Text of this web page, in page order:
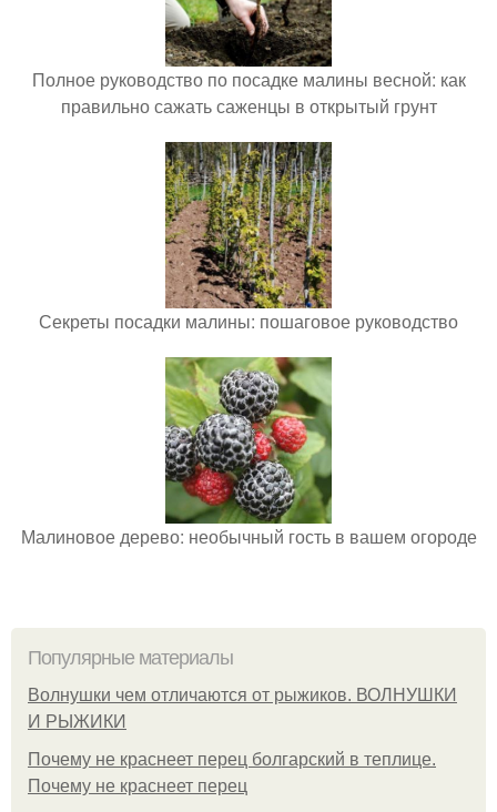
Полное руководство по посадке малины весной: как
правильно сажать саженцы в открытый грунт
Секреты посадки малины: пошаговое руководство
Малиновое дерево: необычный гость в вашем огороде
Популярные материалы
Волнушки чем отличаются от рыжиков. ВОЛНУШКИ
И РЫЖИКИ
Почему не краснеет перец болгарский в теплице.
Почему не краснеет перец